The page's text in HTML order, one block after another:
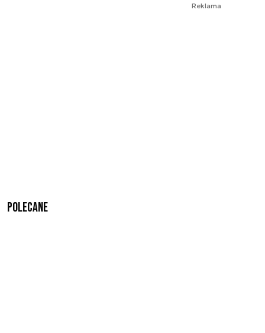
Reklama
Polecane